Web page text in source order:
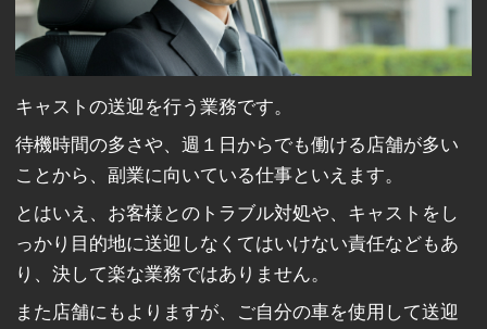
キャストの送迎を行う業務です。
待機時間の多さや、週１日からでも働ける店舗が多い
ことから、副業に向いている仕事といえます。
とはいえ、お客様とのトラブル対処や、キャストをし
っかり目的地に送迎しなくてはいけない責任などもあ
り、決して楽な業務ではありません。
また店舗にもよりますが、ご自分の車を使用して送迎